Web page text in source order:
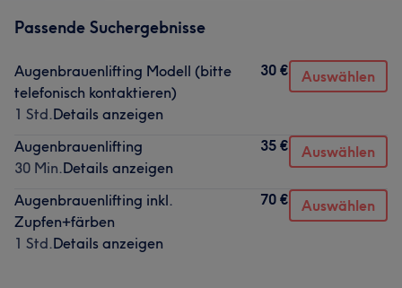
Passende Suchergebnisse
Augenbrauenlifting Modell (bitte
telefonisch kontaktieren)
1 Std.Details anzeigen
30 € Auswählen
Augenbrauenlifting
30 Min.Details anzeigen
35 € Auswählen
Augenbrauenlifting inkl.
Zupfen+färben
1 Std.Details anzeigen
70 € Auswählen